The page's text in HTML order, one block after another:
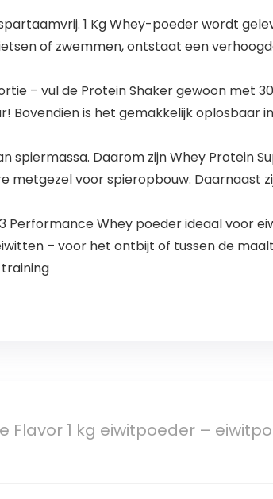
1 Kg Whey-poeder wordt
of zwemmen, ontstaat een
– vul de Protein Shaker gewoon met
Bovendien is het gemakkelijk oplosbaar
spiermassa. Daarom zijn Whey Protein
voor spieropbouw. Daarnaast
Performance Whey poeder ideaal voor
– voor het ontbijt of tussen de
Flavor 1 kg eiwitpoeder –